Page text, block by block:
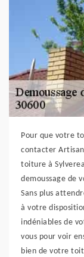
Pour que votre
contacter
toiture à
demoussage de
Sans plus
à votre
indéniables de
vous pour voir
bien de votre